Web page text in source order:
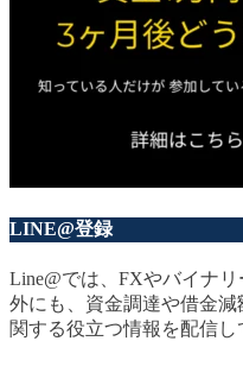
LINE@登録
Line@では、FXやバイナ
外にも、資金調達や借金
関する役立つ情報を配信し